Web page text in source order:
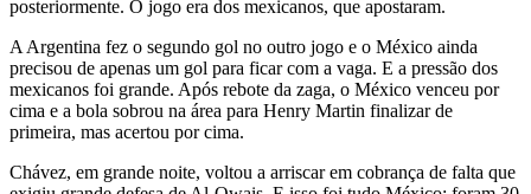
posteriormente. O jogo era dos mexicanos, que apostaram.
A Argentina fez o segundo gol no outro jogo e o México ainda
precisou de apenas um gol para ficar com a vaga. E a pressão dos
mexicanos foi grande. Após rebote da zaga, o México venceu por
cima e a bola sobrou na área para Henry Martin finalizar de
primeira, mas acertou por cima.
Chávez, em grande noite, voltou a arriscar em cobrança de falta que